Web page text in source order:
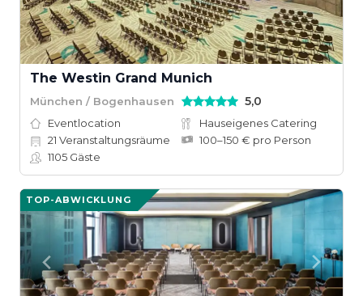
The Westin Grand Munich
München / Bogenhausen 5,0
Eventlocation
Hauseigenes Catering
21 Veranstaltungsräume
100–150 € pro Person
1105 Gäste
TOP-ABWICKLUNG